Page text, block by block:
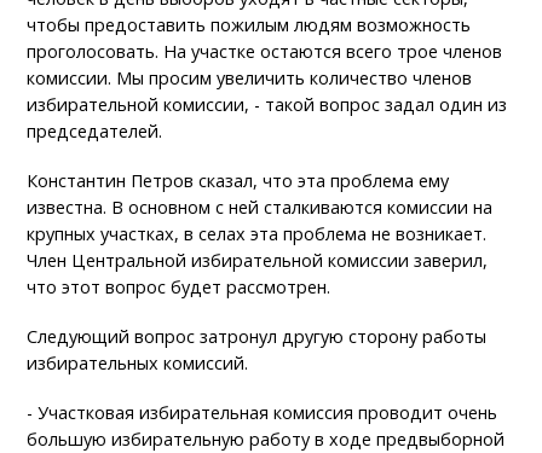
чтобы предоставить пожилым людям возможность
проголосовать. На участке остаются всего трое членов
комиссии. Мы просим увеличить количество членов
избирательной комиссии, - такой вопрос задал один из
председателей.
Константин Петров сказал, что эта проблема ему
известна. В основном с ней сталкиваются комиссии на
крупных участках, в селах эта проблема не возникает.
Член Центральной избирательной комиссии заверил,
что этот вопрос будет рассмотрен.
Следующий вопрос затронул другую сторону работы
избирательных комиссий.
- Участковая избирательная комиссия проводит очень
большую избирательную работу в ходе предвыборной